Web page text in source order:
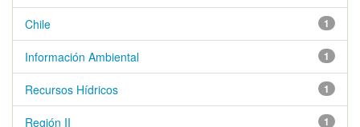
1
Chile
1
Información Ambiental
1
Recursos Hídricos
1
Región II